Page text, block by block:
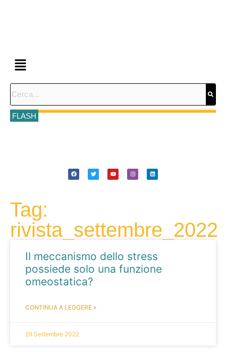
FLASH
Tag:
rivista_settembre_2022
Il meccanismo dello stress
possiede solo una funzione
omeostatica?
CONTINUA A LEGGERE »
29 Settembre 2022